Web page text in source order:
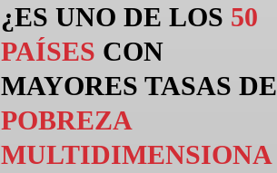
¿ES UNO DE LOS 50
PAÍSES CON
MAYORES TASAS DE
POBREZA
MULTIDIMENSIONA